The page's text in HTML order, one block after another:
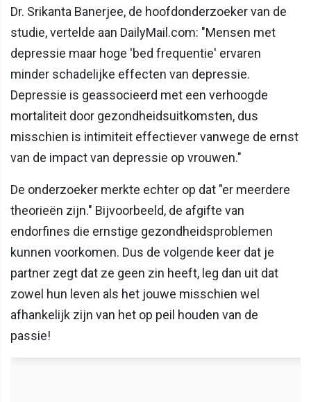
Dr. Srikanta Banerjee, de hoofdonderzoeker van de
studie, vertelde aan DailyMail.com: "Mensen met
depressie maar hoge 'bed frequentie' ervaren
minder schadelijke effecten van depressie.
Depressie is geassocieerd met een verhoogde
mortaliteit door gezondheidsuitkomsten, dus
misschien is intimiteit effectiever vanwege de ernst
van de impact van depressie op vrouwen."
De onderzoeker merkte echter op dat "er meerdere
theorieën zijn." Bijvoorbeeld, de afgifte van
endorfines die ernstige gezondheidsproblemen
kunnen voorkomen. Dus de volgende keer dat je
partner zegt dat ze geen zin heeft, leg dan uit dat
zowel hun leven als het jouwe misschien wel
afhankelijk zijn van het op peil houden van de
passie!